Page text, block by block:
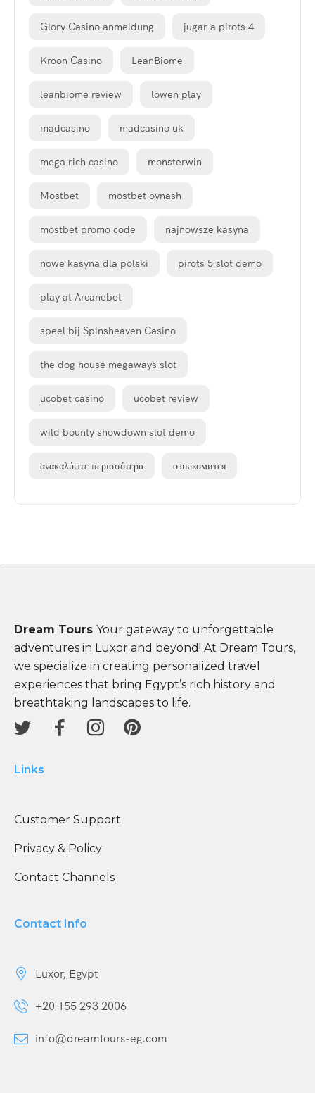
Glory Casino anmeldung jugar a pirots 4
Kroon Casino LeanBiome
leanbiome review lowen play
madcasino madcasino uk
mega rich casino monsterwin
Mostbet mostbet oynash
mostbet promo code najnowsze kasyna
nowe kasyna dla polski pirots 5 slot demo
play at Arcanebet
speel bij Spinsheaven Casino
the dog house megaways slot
ucobet casino ucobet review
wild bounty showdown slot demo
ανακαλύψτε περισσότερα ознакомится
Dream Tours Your gateway to unforgettable
adventures in Luxor and beyond! At Dream Tours,
we specialize in creating personalized travel
experiences that bring Egypt’s rich history and
breathtaking landscapes to life.
Links
Customer Support
Privacy & Policy
Contact Channels
Contact Info
Luxor, Egypt
+20 155 293 2006
info@dreamtours-eg.com